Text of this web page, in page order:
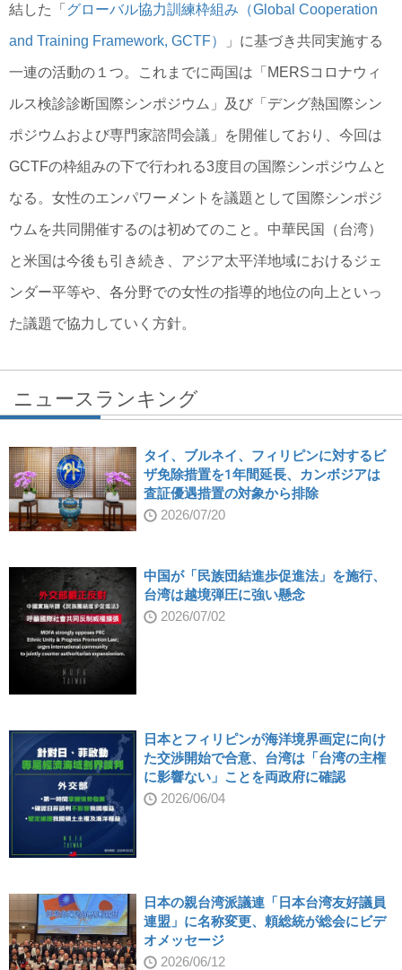
結した「 グローバル協力訓練枠組み（Global Cooperation
and Training Framework, GCTF） 」に基づき共同実施する
一連の活動の１つ。これまでに両国は「MERSコロナウィ
ルス検診診断国際シンポジウム」及び「デング熱国際シン
ポジウムおよび専門家諮問会議」を開催しており、今回は
GCTFの枠組みの下で行われる3度目の国際シンポジウムと
なる。女性のエンパワーメントを議題として国際シンポジ
ウムを共同開催するのは初めてのこと。中華民国（台湾）
と米国は今後も引き続き、アジア太平洋地域におけるジェ
ンダー平等や、各分野での女性の指導的地位の向上といっ
た議題で協力していく方針。
ニュースランキング
タイ、ブルネイ、フィリピンに対するビ
ザ免除措置を1年間延長、カンボジアは
査証優遇措置の対象から排除
2026/07/20
中国が「民族団結進歩促進法」を施行、
台湾は越境弾圧に強い懸念
2026/07/02
日本とフィリピンが海洋境界画定に向け
た交渉開始で合意、台湾は「台湾の主権
に影響ない」ことを両政府に確認
2026/06/04
日本の親台湾派議連「日本台湾友好議員
連盟」に名称変更、頼総統が総会にビデ
オメッセージ
2026/06/12